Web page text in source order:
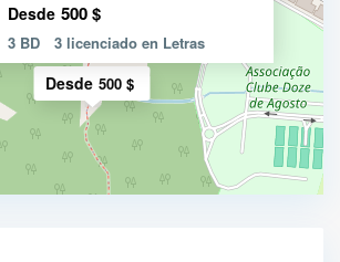
Desde 500 $
Desde 500 $
3 BD 3 licenciado en Letras